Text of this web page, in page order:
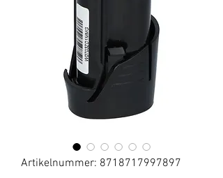
Artikelnummer: 8718717997897